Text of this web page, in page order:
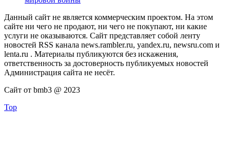
Данный сайт не является коммерческим проектом. На этом
сайте ни чего не продают, ни чего не покупают, ни какие
услуги не оказываются. Сайт представляет собой ленту
новостей RSS канала news.rambler.ru, yandex.ru, newsru.com и
lenta.ru . Материалы публикуются без искажения,
ответственность за достоверность публикуемых новостей
Администрация сайта не несёт.
Сайт от bmb3 @ 2023
Top